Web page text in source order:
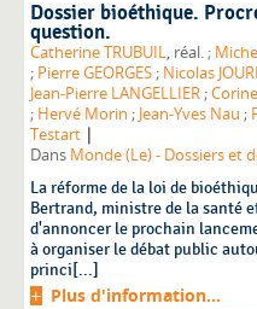
Dossier bioéthique.
question.
Catherine TRUBUIL , réal. ;
; Pierre GEORGES ; Nicolas
Jean-Pierre LANGELLIER ;
; Hervé Morin ; Jean-Yves Nau ;
Testart |
Dans Monde (Le) - Dossiers et
La réforme de la loi de
Bertrand, ministre de la santé
d'annoncer le prochain
à organiser le débat public
princi[...]
Plus d'information...